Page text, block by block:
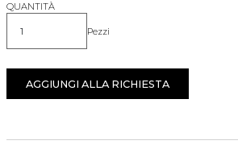
QUANTITÀ
Quantità Pezzi
AGGIUNGI ALLA RICHIESTA